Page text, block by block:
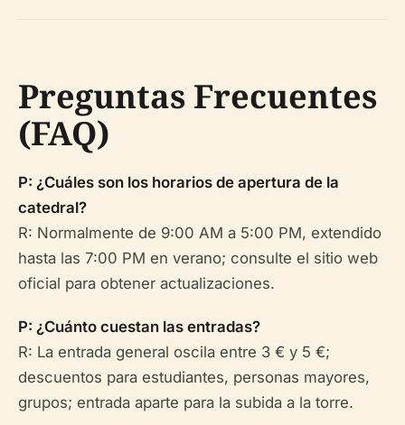
Preguntas Frecuentes
(FAQ)
P: ¿Cuáles son los horarios de apertura de la
catedral?
R: Normalmente de 9:00 AM a 5:00 PM, extendido
hasta las 7:00 PM en verano; consulte el sitio web
oficial para obtener actualizaciones.
P: ¿Cuánto cuestan las entradas?
R: La entrada general oscila entre 3 € y 5 €;
descuentos para estudiantes, personas mayores,
grupos; entrada aparte para la subida a la torre.